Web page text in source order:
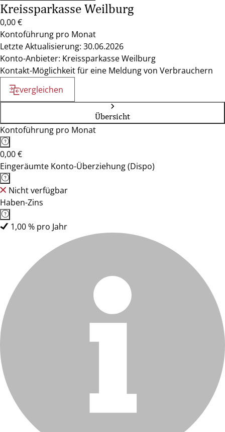
Kreissparkasse Weilburg
0,00 €
Kontoführung pro Monat
Letzte Aktualisierung: 30.06.2026
Konto-Anbieter: Kreissparkasse Weilburg
Kontakt-Möglichkeit für eine Meldung von Verbrauchern
vergleichen
Übersicht
Kontoführung pro Monat
0,00 €
Eingeräumte Konto-Überziehung (Dispo)
Nicht verfügbar
Haben-Zins
1,00 % pro Jahr